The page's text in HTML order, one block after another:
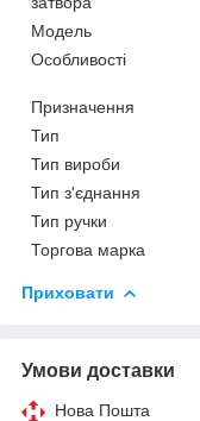
Мoдель
Особливості
Призначення
Тип
Тип вироби
Тип з'єднання
Тип ручки
Торгова марка
Приховати
Умови доставки
Нова Пошта